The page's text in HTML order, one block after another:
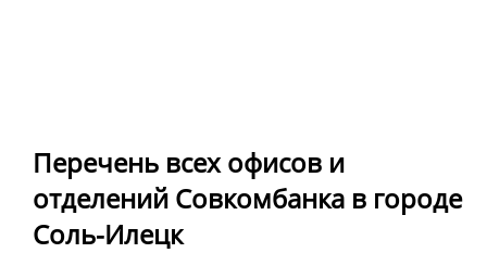
Перечень всех офисов и
отделений Совкомбанка в городе
Соль-Илецк